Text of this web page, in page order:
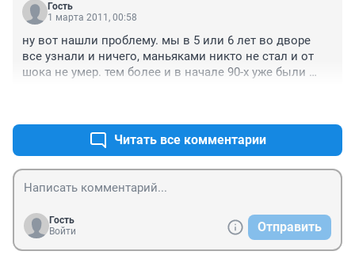
Гость
1 марта 2011, 00:58
ну вот нашли проблему. мы в 5 или 6 лет во дворе
все узнали и ничего, маньяками никто не стал и от
шока не умер. тем более и в начале 90-х уже были
информацию множество.прямо бедненький шока не
выдержит.уже не получится вырастить тепличные
овощи в информационном вакууме.что за чушь!
гораздо важнее, чтобы в детстве тебя окружали
образованные люди, книги,хорошая музыка! от
массовой культуры лучше уберегайте детей и себя!
тогда и ориентиры в жизни будут правильные!
и вообще есть гораздо важнее у ребенка проблемы
Читать все комментарии
Гость
Войти
Отправить